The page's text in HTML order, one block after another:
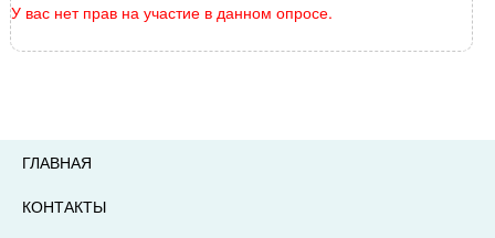
У вас нет прав на участие в данном опросе.
ГЛАВНАЯ
КОНТАКТЫ